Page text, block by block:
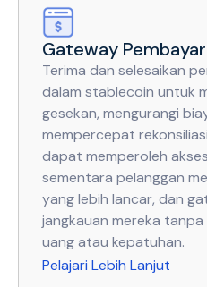
Gateway
Terima dan selesaikan
dalam stablecoin untuk
gesekan, mengurangi
mempercepat
dapat memperoleh
sementara pelanggan
yang lebih lancar, dan
jangkauan mereka
uang atau kepatuhan.
Pelajari Lebih Lanjut